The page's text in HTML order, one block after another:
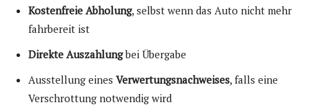
Kostenfreie Abholung, selbst wenn das Auto nicht mehr
fahrbereit ist
Direkte Auszahlungbei Übergabe
Ausstellung eines Verwertungsnachweises, falls eine
Verschrottung notwendig wird